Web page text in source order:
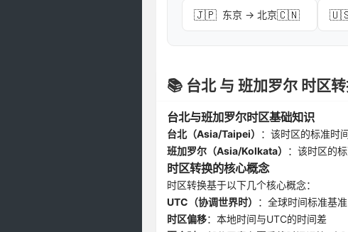
🇯🇵 东京 → 北京🇨🇳
📚 台北 与 班加罗尔 时区
台北与班加罗尔时区基础知识
台北（Asia/Taipei）
：该时区的标准时
班加罗尔（Asia/Kolkata）
：该时区的
时区转换的核心概念
时区转换基于以下几个核心概念：
UTC（协调世界时）
：全球时间标准基准
时区偏移：本地时间与UTC的时间差